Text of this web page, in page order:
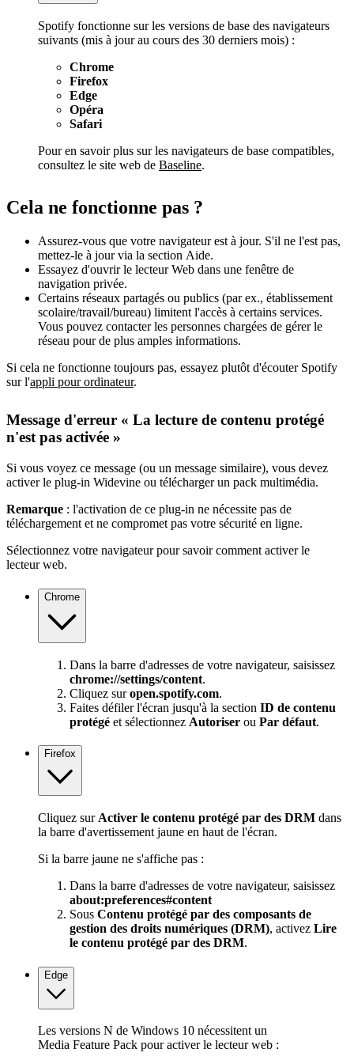
Spotify fonctionne sur les versions de base des navigateurs
suivants (mis à jour au cours des 30 derniers mois) :
Chrome
Firefox
Edge
Opéra
Safari
Pour en savoir plus sur les navigateurs de base compatibles,
consultez le site web de Baseline.
Cela ne fonctionne pas ?
Assurez-vous que votre navigateur est à jour. S'il ne l'est pas,
mettez-le à jour via la section Aide.
Essayez d'ouvrir le lecteur Web dans une fenêtre de
navigation privée.
Certains réseaux partagés ou publics (par ex., établissement
scolaire/travail/bureau) limitent l'accès à certains services.
Vous pouvez contacter les personnes chargées de gérer le
réseau pour de plus amples informations.
Si cela ne fonctionne toujours pas, essayez plutôt d'écouter Spotify
sur l'appli pour ordinateur.
Message d'erreur « La lecture de contenu protégé
n'est pas activée »
Si vous voyez ce message (ou un message similaire), vous devez
activer le plug-in Widevine ou télécharger un pack multimédia.
Remarque : l'activation de ce plug-in ne nécessite pas de
téléchargement et ne compromet pas votre sécurité en ligne.
Sélectionnez votre navigateur pour savoir comment activer le
lecteur web.
Chrome
Dans la barre d'adresses de votre navigateur, saisissez
chrome://settings/content.
Cliquez suropen.spotify.com.
Faites défiler l'écran jusqu'à la section ID de contenu
protégé et sélectionnez Autoriser ou Par défaut.
Firefox
Cliquez sur Activer le contenu protégé par des DRM dans
la barre d'avertissement jaune en haut de l'écran.
Si la barre jaune ne s'affiche pas :
Dans la barre d'adresses de votre navigateur, saisissez
about:preferences#content
Sous Contenu protégé par des composants de
gestion des droits numériques (DRM), activez Lire
le contenu protégé par des DRM.
Edge
Les versions N de Windows 10 nécessitent un
Media Feature Pack pour activer le lecteur web :